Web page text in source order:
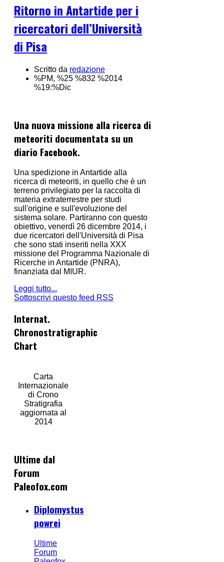
Ritorno in Antartide per i
ricercatori dell’Università
di Pisa
Scritto da redazione
%PM, %25 %832 %2014
%19:%Dic
Una nuova missione alla ricerca di
meteoriti documentata su un
diario Facebook.
Una spedizione in Antartide alla
ricerca di meteoriti, in quello che è un
terreno privilegiato per la raccolta di
materia extraterrestre per studi
sull'origine e sull'evoluzione del
sistema solare. Partiranno con questo
obiettivo, venerdì 26 dicembre 2014, i
due ricercatori dell'Università di Pisa
che sono stati inseriti nella XXX
missione del Programma Nazionale di
Ricerche in Antartide (PNRA),
finanziata dal MIUR.
Leggi tutto...
Sottoscrivi questo feed RSS
Internat.
Chronostratigraphic
Chart
Carta
Internazionale
di Crono
Stratigrafia
aggiornata al
2014
Ultime dal
Forum
Paleofox.com
Diplomystus
powrei
Ultime
Forum